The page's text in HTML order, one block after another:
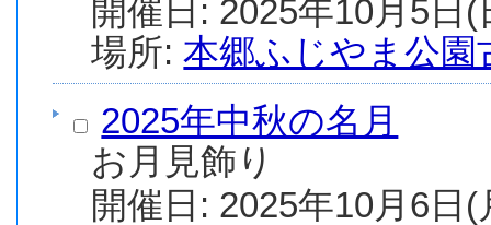
場所:本郷ふじやま公園
2025年中秋の名月
お月見飾り